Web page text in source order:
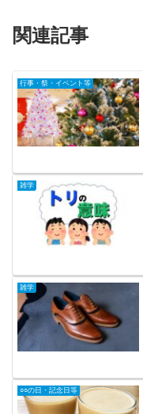
関連記事
行事・祭・イベント等
雑学
雑学
○○の日・記念日等